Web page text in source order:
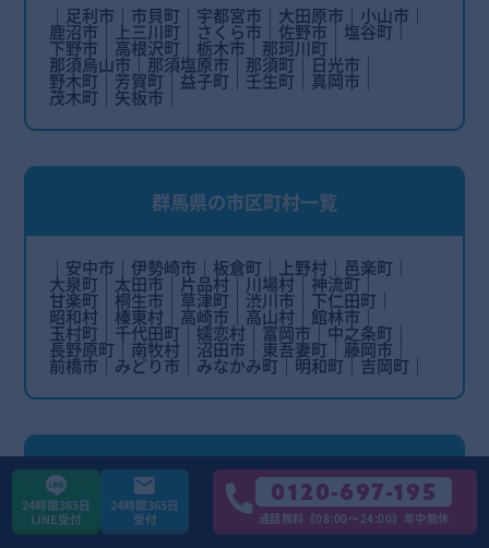
足利市 市貝町 宇都宮市 大田原市 小山市
鹿沼市 上三川町 さくら市 佐野市 塩谷町
下野市 高根沢町 栃木市 那珂川町
那須烏山市 那須塩原市 那須町 日光市
野木町 芳賀町 益子町 壬生町 真岡市
茂木町 矢板市
群馬県の市区町村一覧
安中市 伊勢崎市 板倉町 上野村 邑楽町
大泉町 太田市 片品村 川場村 神流町
甘楽町 桐生市 草津町 渋川市 下仁田町
昭和村 榛東村 高崎市 高山村 館林市
玉村町 千代田町 嬬恋村 富岡市 中之条町
長野原町 南牧村 沼田市 東吾妻町 藤岡市
前橋市 みどり市 みなかみ町 明和町 吉岡町
静岡県の市区町村一覧
熱海市 伊豆市 伊豆の国市 伊東市 磐田市
24時間365日
LINE受付
24時間365日
受付
0120-697-195
通話無料《08:00〜24:00》年中無休